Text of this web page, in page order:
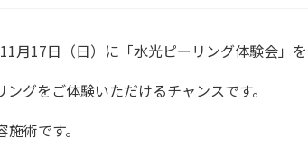
月17日（日）に「水光ピーリング体験会」
グをご体験いただけるチャンスです。
術です。